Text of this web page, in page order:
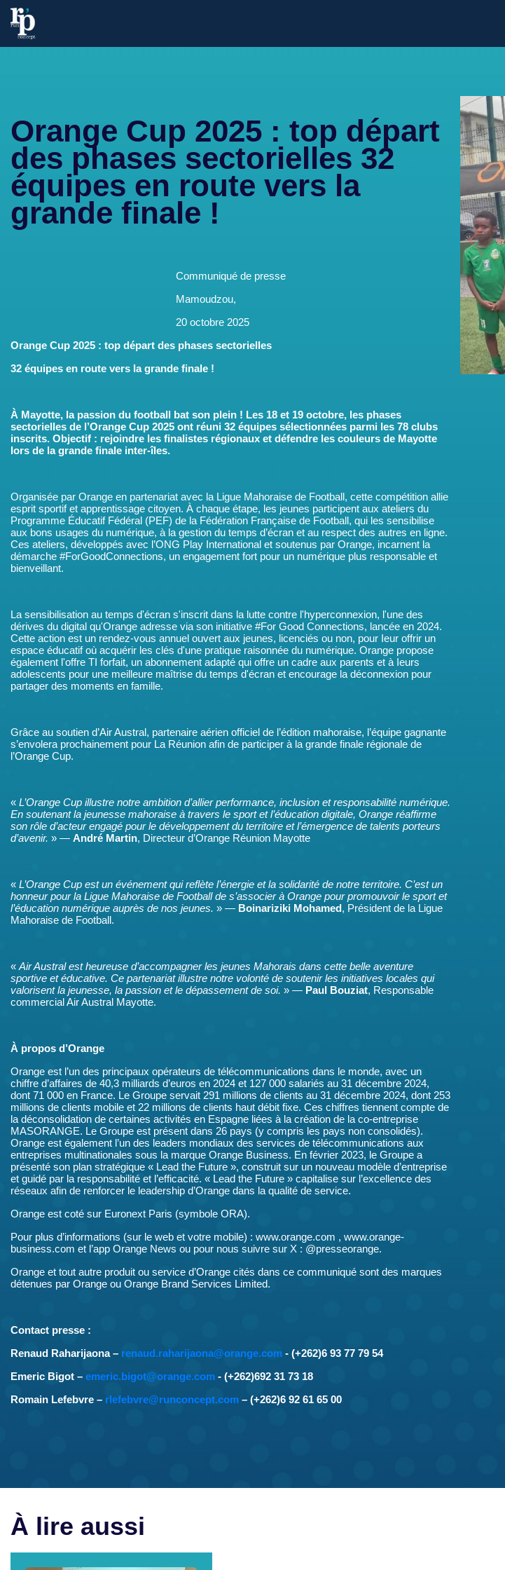
Orange Cup 2025 : top départ
des phases sectorielles 32
équipes en route vers la
grande finale !
Communiqué de presse
Mamoudzou,
20 octobre 2025
Orange Cup 2025 : top départ des phases sectorielles
32 équipes en route vers la grande finale !
À Mayotte, la passion du football bat son plein ! Les 18 et 19 octobre, les phases
sectorielles de l’Orange Cup 2025 ont réuni 32 équipes sélectionnées parmi les 78 clubs
inscrits. Objectif : rejoindre les finalistes régionaux et défendre les couleurs de Mayotte
lors de la grande finale inter-îles.
Organisée par Orange en partenariat avec la Ligue Mahoraise de Football, cette compétition allie
esprit sportif et apprentissage citoyen. À chaque étape, les jeunes participent aux ateliers du
Programme Éducatif Fédéral (PEF) de la Fédération Française de Football, qui les sensibilise
aux bons usages du numérique, à la gestion du temps d’écran et au respect des autres en ligne.
Ces ateliers, développés avec l’ONG Play International et soutenus par Orange, incarnent la
démarche #ForGoodConnections, un engagement fort pour un numérique plus responsable et
bienveillant.
La sensibilisation au temps d'écran s'inscrit dans la lutte contre l'hyperconnexion, l'une des
dérives du digital qu'Orange adresse via son initiative #For Good Connections, lancée en 2024.
Cette action est un rendez-vous annuel ouvert aux jeunes, licenciés ou non, pour Ieur offrir un
espace éducatif où acquérir les clés d'une pratique raisonnée du numérique. Orange propose
également l'offre TI forfait, un abonnement adapté qui offre un cadre aux parents et à Ieurs
adolescents pour une meilleure maîtrise du temps d'écran et encourage la déconnexion pour
partager des moments en famille.
Grâce au soutien d’Air Austral, partenaire aérien officiel de l’édition mahoraise, l’équipe gagnante
s’envolera prochainement pour La Réunion afin de participer à la grande finale régionale de
l’Orange Cup.
« L’Orange Cup illustre notre ambition d’allier performance, inclusion et responsabilité numérique.
En soutenant la jeunesse mahoraise à travers le sport et l’éducation digitale, Orange réaffirme
son rôle d’acteur engagé pour le développement du territoire et l’émergence de talents porteurs
d’avenir. » — André Martin, Directeur d’Orange Réunion Mayotte
« L’Orange Cup est un événement qui reflète l’énergie et la solidarité de notre territoire. C’est un
honneur pour la Ligue Mahoraise de Football de s’associer à Orange pour promouvoir le sport et
l’éducation numérique auprès de nos jeunes. » — Boinariziki Mohamed , Président de la Ligue
Mahoraise de Football.
« Air Austral est heureuse d’accompagner les jeunes Mahorais dans cette belle aventure
sportive et éducative. Ce partenariat illustre notre volonté de soutenir les initiatives locales qui
valorisent la jeunesse, la passion et le dépassement de soi. » — Paul Bouziat, Responsable
commercial Air Austral Mayotte.
À propos d’Orange
Orange est l’un des principaux opérateurs de télécommunications dans le monde, avec un
chiffre d’affaires de 40,3 milliards d’euros en 2024 et 127 000 salariés au 31 décembre 2024,
dont 71 000 en France. Le Groupe servait 291 millions de clients au 31 décembre 2024, dont 253
millions de clients mobile et 22 millions de clients haut débit fixe. Ces chiffres tiennent compte de
la déconsolidation de certaines activités en Espagne liées à la création de la co-entreprise
MASORANGE. Le Groupe est présent dans 26 pays (y compris les pays non consolidés).
Orange est également l’un des leaders mondiaux des services de télécommunications aux
entreprises multinationales sous la marque Orange Business. En février 2023, le Groupe a
présenté son plan stratégique « Lead the Future », construit sur un nouveau modèle d’entreprise
et guidé par la responsabilité et l’efficacité. « Lead the Future » capitalise sur l’excellence des
réseaux afin de renforcer le leadership d’Orange dans la qualité de service.
Orange est coté sur Euronext Paris (symbole ORA).
Pour plus d’informations (sur le web et votre mobile) : www.orange.com , www.orange-
business.com et l’app Orange News ou pour nous suivre sur X : @presseorange.
Orange et tout autre produit ou service d’Orange cités dans ce communiqué sont des marques
détenues par Orange ou Orange Brand Services Limited.
Contact presse :
Renaud Raharijaona – renaud.raharijaona@orange.com - (+262)6 93 77 79 54
Emeric Bigot – emeric.bigot@orange.com - ‭(+262)692 31 73 18‬
Romain Lefebvre – rlefebvre@runconcept.com – (+262)6 92 61 65 00
À lire aussi